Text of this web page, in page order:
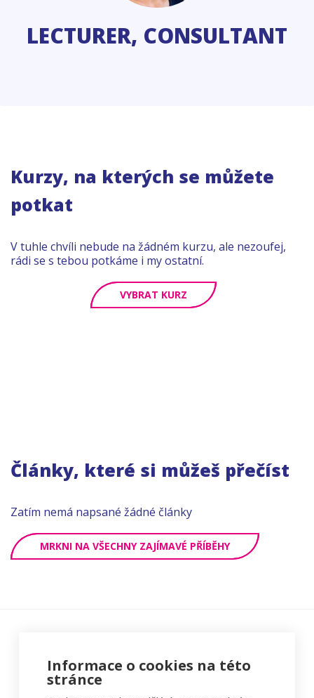
LECTURER, CONSULTANT
Kurzy, na kterých se můžete
potkat
V tuhle chvíli nebude na žádném kurzu, ale nezoufej,
rádi se s tebou potkáme i my ostatní.
VYBRAT KURZ
Články, které si můžeš přečíst
Zatím nemá napsané žádné články
MRKNI NA VŠECHNY ZAJÍMAVÉ PŘÍBĚHY
Informace o cookies na této
stránce